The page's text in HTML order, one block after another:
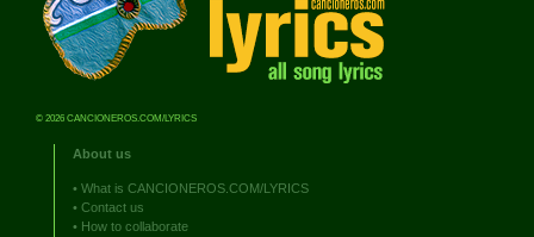
© 2026 CANCIONEROS.COM/LYRICS
About us
• What is CANCIONEROS.COM/LYRICS
• Contact us
• How to collaborate